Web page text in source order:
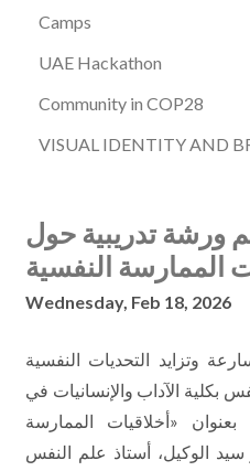
Camps
UAE Hackathon
Community in COP28
VISUAL IDENTITY AND
ورشة تدريبية حول
الممارسة النفسية
Wednesday, Feb 18, 2026
وتزايد التحديات النفسية
بكلية الآداب والإنسانيات في
«أخلاقيات الممارسة
سيد الوكيل، أستاذ علم النفس